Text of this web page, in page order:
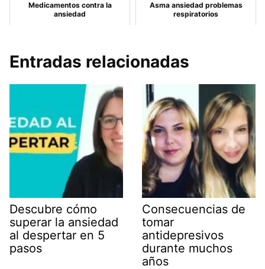
Medicamentos contra la
ansiedad
Asma ansiedad problemas
respiratorios
Entradas relacionadas
Descubre cómo
superar la ansiedad
al despertar en 5
pasos
Consecuencias de
tomar
antidepresivos
durante muchos
años